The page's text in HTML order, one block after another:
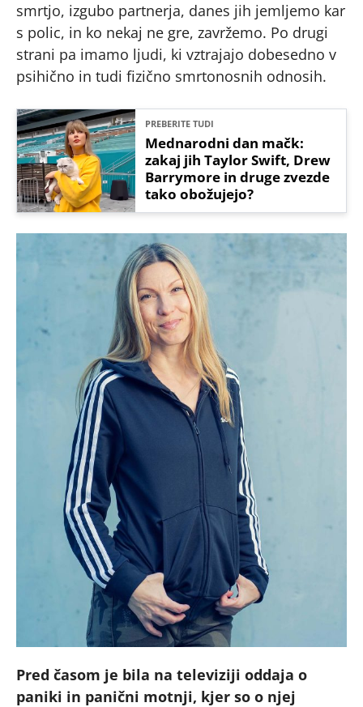
smrtjo, izgubo partnerja, danes jih jemljemo kar
s polic, in ko nekaj ne gre, zavržemo. Po drugi
strani pa imamo ljudi, ki vztrajajo dobesedno v
psihično in tudi fizično smrtonosnih odnosih.
PREBERITE TUDI
Mednarodni dan mačk:
zakaj jih Taylor Swift, Drew
Barrymore in druge zvezde
tako obožujejo?
Pred časom je bila na televiziji oddaja o
paniki in panični motnji, kjer so o njej